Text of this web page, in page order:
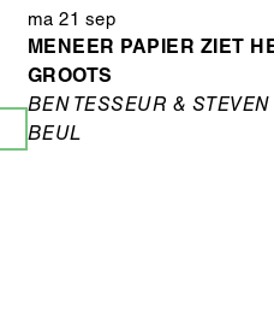
ma 21 sep
MENEER PAPIER ZIET
GROOTS
BEN TESSEUR & STEVEN
BEUL